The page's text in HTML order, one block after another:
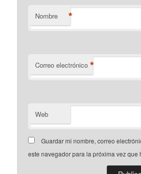
Nombre *
Correo electrónico *
Web
Guardar mi nombre, correo
este navegador para la próxima vez que